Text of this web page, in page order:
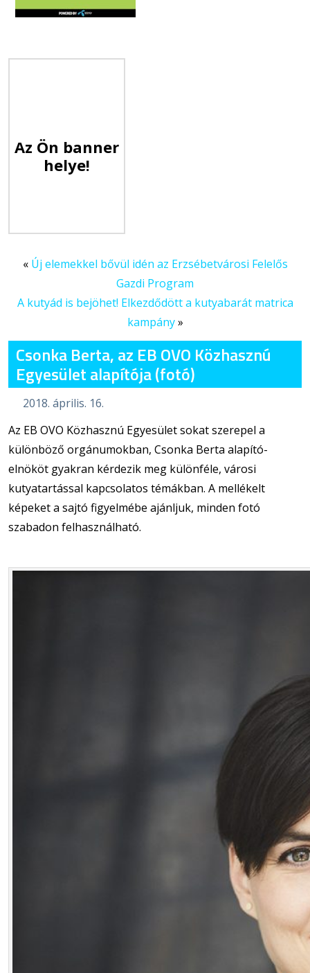
Az Ön banner
helye!
« Új elemekkel bővül idén az Erzsébetvárosi Felelős
Gazdi Program
A kutyád is bejöhet! Elkezdődött a kutyabarát matrica
kampány»
Csonka Berta, az EB OVO Közhasznú
Egyesület alapítója (fotó)
2018. április. 16.
Az EB OVO Közhasznú Egyesület sokat szerepel a
különböző orgánumokban, Csonka Berta alapító-
elnököt gyakran kérdezik meg különféle, városi
kutyatartással kapcsolatos témákban. A mellékelt
képeket a sajtó figyelmébe ajánljuk, minden fotó
szabadon felhasználható.